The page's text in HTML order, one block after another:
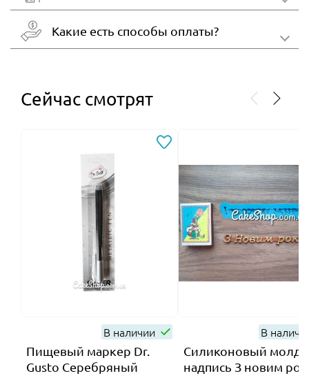
Какие есть способы оплаты?
Сейчас смотрят
В наличии
Пищевый маркер Dr.
Gusto Серебряный
В
Силиконовый молд
надпись З новим